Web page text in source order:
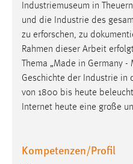
Industriemuseum in
und die Industrie des
zu erforschen, zu
Rahmen dieser Arbeit
Thema „Made in Germany
Geschichte der Industrie in
von 1800 bis heute
Internet heute eine große
Kompetenzen/Profil